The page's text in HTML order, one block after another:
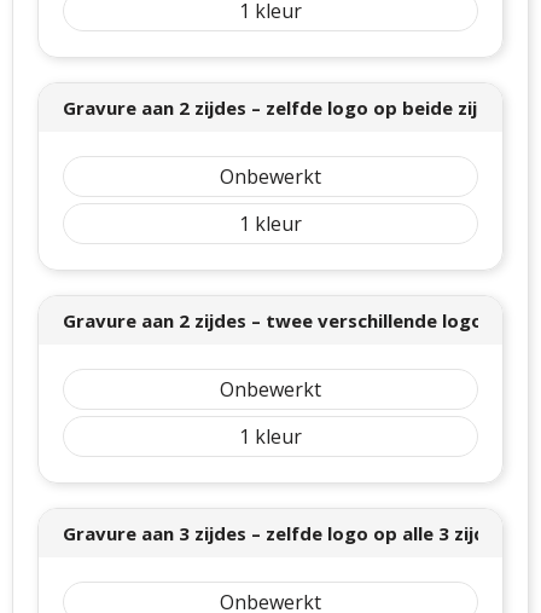
1
Gravure aan 2 zijdes – zelfde logo op beide zijdes (±
Onbewerkt
1
Gravure aan 2 zijdes – twee verschillende logo’s (±
Onbewerkt
1
Gravure aan 3 zijdes – zelfde logo op alle 3 zijdes (±
Onbewerkt